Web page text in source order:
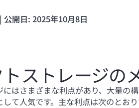
開日: 2025年10月8日
ストレージの
はさまざまな利点があり、大量の
て人気です。主な利点は次のとお